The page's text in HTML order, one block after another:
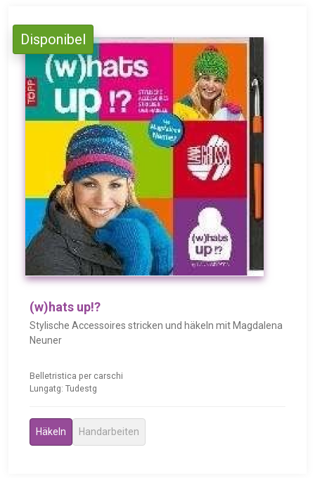
Disponibel
(w)hats up!?
Stylische Accessoires stricken und häkeln mit Magdalena
Neuner
Belletristica per carschi
Lungatg: Tudestg
Häkeln Handarbeiten